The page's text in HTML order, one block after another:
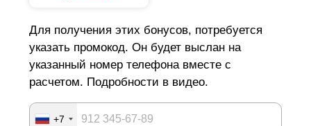
Для получения этих бонусов, потребуется
указать промокод. Он будет выслан на
указанный номер телефона вместе с
расчетом. Подробности в видео.
+7